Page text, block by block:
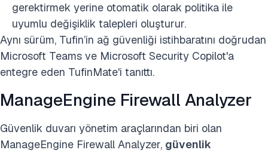
gerektirmek yerine otomatik olarak politika ile
uyumlu değişiklik talepleri oluşturur.
Aynı sürüm, Tufin’in ağ güvenliği istihbaratını doğrudan
Microsoft Teams ve Microsoft Security Copilot'a
entegre eden TufinMate'i tanıttı.
ManageEngine Firewall Analyzer
Güvenlik duvarı yönetim araçlarından biri olan
ManageEngine Firewall Analyzer, güvenlik